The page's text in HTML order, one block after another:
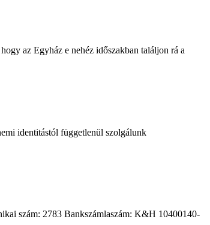
az Egyház e nehéz időszakban találjon rá a
identitástól függetlenül szolgálunk
szám: 2783 Bankszámlaszám: K&H 10400140-